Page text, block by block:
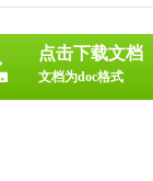
点击下载文档
文档为doc格式